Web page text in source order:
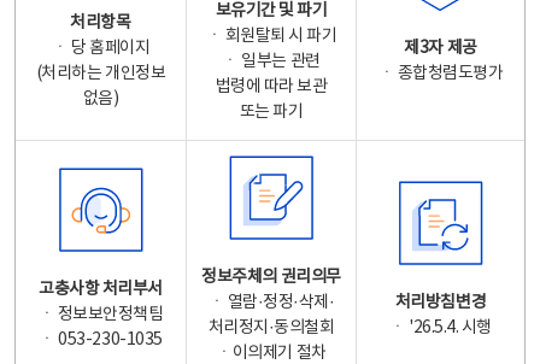
처리항목
ㆍ 당 홈페이지
(처리하는 개인정보
없음)
보유기간 및 파기
ㆍ 회원탈퇴 시 파기
ㆍ 일부는 관련
법령에 따라 보관
또는 파기
제3자 제공
ㆍ 종합청렴도평가
고충사항 처리부서
ㆍ 정보보안정책팀
ㆍ 053-230-1035
정보주체의 권리의무
ㆍ 열람·정정·삭제·
처리정지·동의철회
ㆍ이의제기 절차
처리방침변경
ㆍ '26.5.4. 시행